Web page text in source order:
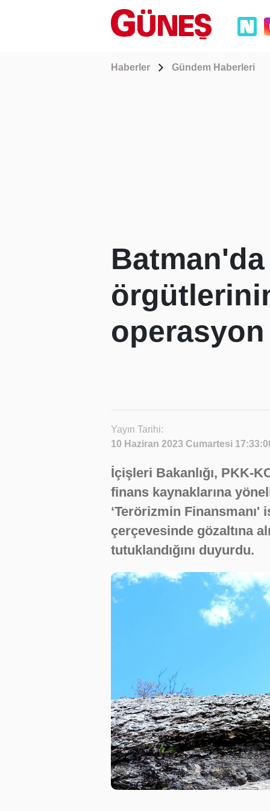
Haberler Gündem Haberleri
operasyon
Yayın Tarihi:
10 Haziran 2023 Cumartesi
İçişleri Bakanlığı, PKK-
finans kaynaklarına
‘Terörizmin Finansmanı'
çerçevesinde gözaltına
tutuklandığını duyurdu.